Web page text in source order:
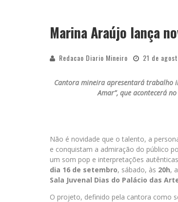
Marina Araújo lança
Redacao Diario Mineiro 21 de
Cantora mineira apresentará trabalho
Amar”, que acontecerá
Não é novidade que o talento, a
e conquistam a admiração do público
um som pop e interpretações
dia 16 de setembro, sábado, às 20h,
Sala Juvenal Dias do Palácio das
O projeto, definido pela cantora como